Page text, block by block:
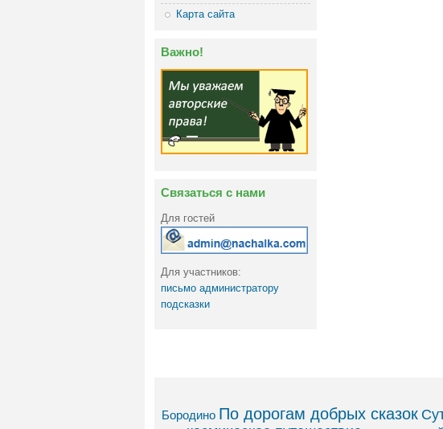
Карта сайта
Важно!
Связаться с нами
Для гостей
Для участников:
письмо администратору
подсказки
Бородино По дорогам добрых сказок